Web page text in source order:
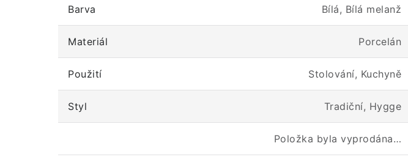
Barva Bílá, Bílá melanž
Materiál Porcelán
Použití Stolování, Kuchyně
Styl Tradiční, Hygge
Položka byla vyprodána…